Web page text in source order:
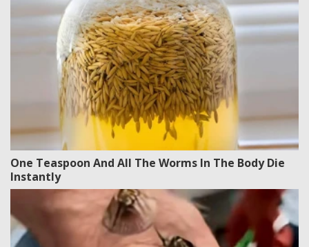
One Teaspoon And All The Worms In The Body Die
Instantly